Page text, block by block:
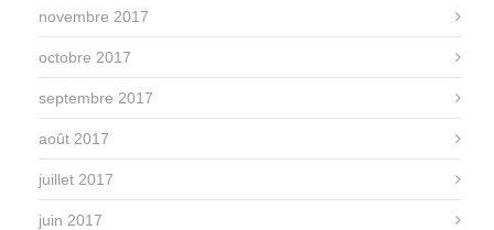
novembre 2017
octobre 2017
septembre 2017
août 2017
juillet 2017
juin 2017